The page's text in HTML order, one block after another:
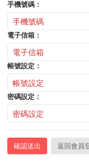
手機號碼：
電子信箱：
帳號設定：
密碼設定：
返回會員